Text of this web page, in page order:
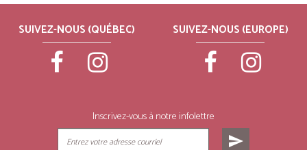
SUIVEZ-NOUS (QUÉBEC) SUIVEZ-NOUS (EUROPE)
Inscrivez-vous à notre infolettre
send